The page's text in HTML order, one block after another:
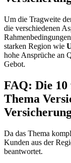
Um die Tragweite
die verschiedenen
starken Region wie
hohe Ansprüche an
Gebot.
FAQ: Die
Thema
Da das Thema
Kunden aus der
beantwortet.